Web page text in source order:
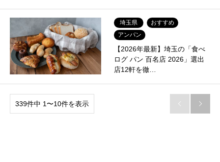
埼玉県
おすすめ
アンパン
【2026年最新】埼玉の「食べ
ログ パン 百名店 2026」選出
店12軒を徹…
339件中 1〜10件を表示  